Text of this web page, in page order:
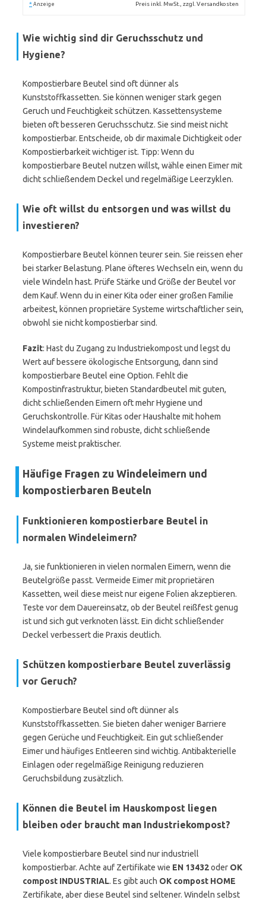
* Anzeige Preis inkl. MwSt., zzgl. Versandkosten
Wie wichtig sind dir Geruchsschutz und
Hygiene?
Kompostierbare Beutel sind oft dünner als
Kunststoffkassetten. Sie können weniger stark gegen
Geruch und Feuchtigkeit schützen. Kassettensysteme
bieten oft besseren Geruchsschutz. Sie sind meist nicht
kompostierbar. Entscheide, ob dir maximale Dichtigkeit oder
Kompostierbarkeit wichtiger ist. Tipp: Wenn du
kompostierbare Beutel nutzen willst, wähle einen Eimer mit
dicht schließendem Deckel und regelmäßige Leerzyklen.
Wie oft willst du entsorgen und was willst du
investieren?
Kompostierbare Beutel können teurer sein. Sie reissen eher
bei starker Belastung. Plane öfteres Wechseln ein, wenn du
viele Windeln hast. Prüfe Stärke und Größe der Beutel vor
dem Kauf. Wenn du in einer Kita oder einer großen Familie
arbeitest, können proprietäre Systeme wirtschaftlicher sein,
obwohl sie nicht kompostierbar sind.
Fazit: Hast du Zugang zu Industriekompost und legst du
Wert auf bessere ökologische Entsorgung, dann sind
kompostierbare Beutel eine Option. Fehlt die
Kompostinfrastruktur, bieten Standardbeutel mit guten,
dicht schließenden Eimern oft mehr Hygiene und
Geruchskontrolle. Für Kitas oder Haushalte mit hohem
Windelaufkommen sind robuste, dicht schließende
Systeme meist praktischer.
Häufige Fragen zu Windeleimern und
kompostierbaren Beuteln
Funktionieren kompostierbare Beutel in
normalen Windeleimern?
Ja, sie funktionieren in vielen normalen Eimern, wenn die
Beutelgröße passt. Vermeide Eimer mit proprietären
Kassetten, weil diese meist nur eigene Folien akzeptieren.
Teste vor dem Dauereinsatz, ob der Beutel reißfest genug
ist und sich gut verknoten lässt. Ein dicht schließender
Deckel verbessert die Praxis deutlich.
Schützen kompostierbare Beutel zuverlässig
vor Geruch?
Kompostierbare Beutel sind oft dünner als
Kunststoffkassetten. Sie bieten daher weniger Barriere
gegen Gerüche und Feuchtigkeit. Ein gut schließender
Eimer und häufiges Entleeren sind wichtig. Antibakterielle
Einlagen oder regelmäßige Reinigung reduzieren
Geruchsbildung zusätzlich.
Können die Beutel im Hauskompost liegen
bleiben oder braucht man Industriekompost?
Viele kompostierbare Beutel sind nur industriell
kompostierbar. Achte auf Zertifikate wie EN 13432oder OK
compost INDUSTRIAL. Es gibt auch OK compost HOME
Zertifikate, aber diese Beutel sind seltener. Windeln selbst